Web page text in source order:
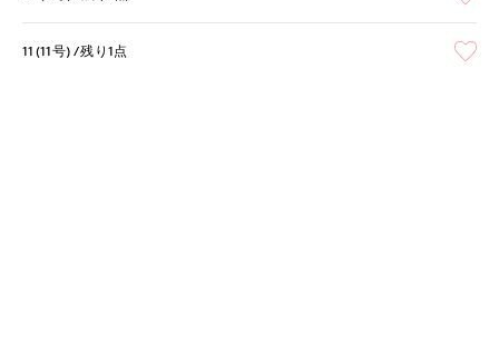
11(11号) 残り1点